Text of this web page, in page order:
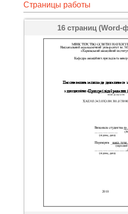
Страницы работы
16 страниц (Word-